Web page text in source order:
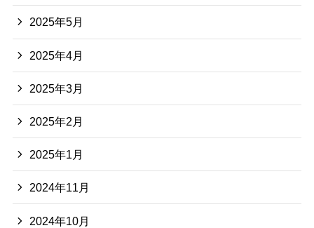
2025年5月
2025年4月
2025年3月
2025年2月
2025年1月
2024年11月
2024年10月